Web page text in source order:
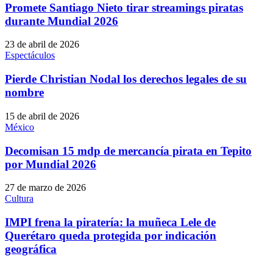
Promete Santiago Nieto tirar streamings piratas
durante Mundial 2026
23 de abril de 2026
Espectáculos
Pierde Christian Nodal los derechos legales de su
nombre
15 de abril de 2026
México
Decomisan 15 mdp de mercancía pirata en Tepito
por Mundial 2026
27 de marzo de 2026
Cultura
IMPI frena la piratería: la muñeca Lele de
Querétaro queda protegida por indicación
geográfica